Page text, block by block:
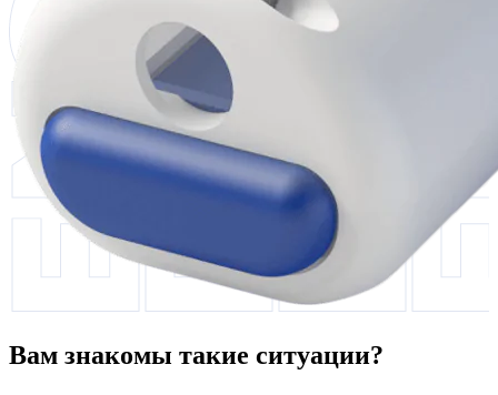
Вам знакомы такие ситуации?